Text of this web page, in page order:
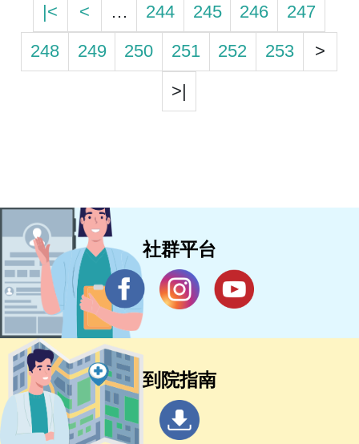
|< < … 244 245 246
247
248
249 250 251 252 253
>
>|
社群平台
到院指南